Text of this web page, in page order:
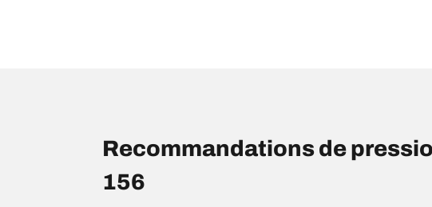
Recommandations de
156